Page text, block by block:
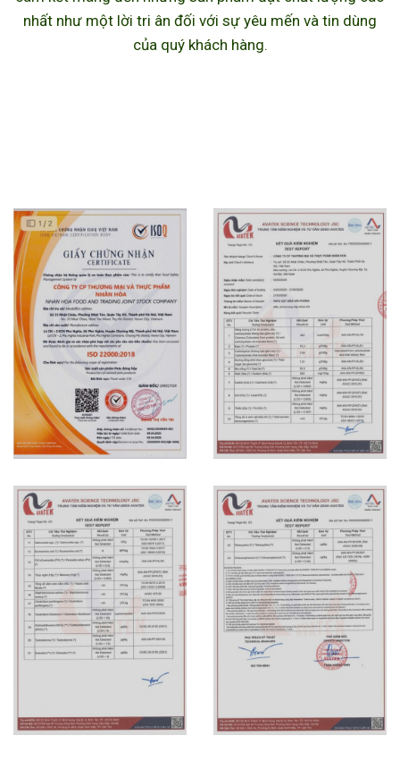
nhất như một lời tri ân đối với sự yêu mến và tin dùng
của quý khách hàng.